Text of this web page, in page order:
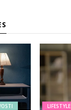
LIFESTYLE